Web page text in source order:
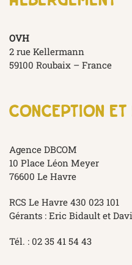
OVH
2 rue Kellermann
59100 Roubaix – France
conception
Agence DBCOM
10 Place Léon Meyer
76600 Le Havre
RCS Le Havre 430 023 101
Gérants : Eric Bidault et
Tél. : 02 35 41 54 43